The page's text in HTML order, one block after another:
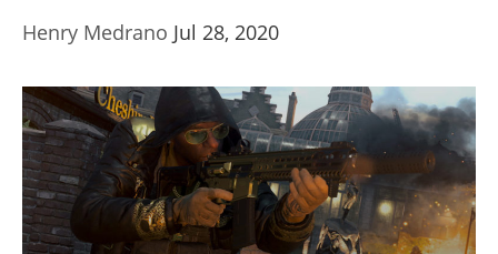
Henry Medrano Jul 28, 2020